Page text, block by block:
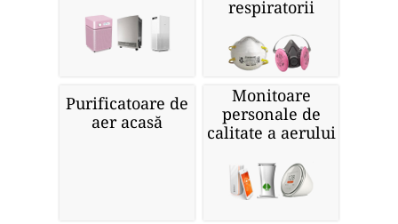
respiratorii
Purificatoare de
aer acasă
Monitoare
personale de
calitate a aerului